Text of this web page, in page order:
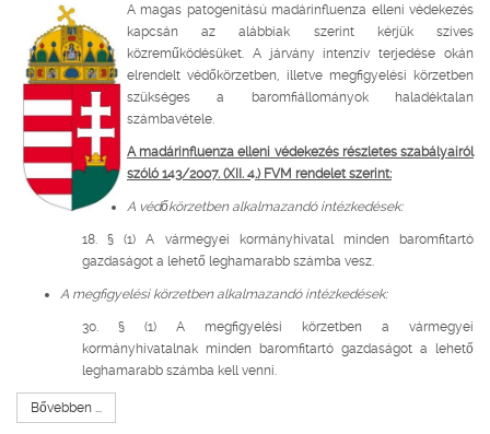
A magas patogenitású madárinfluenza elleni védekezés
kapcsán az alábbiak szerint kérjük szíves
közreműködésüket. A járvány intenzív terjedése okán
elrendelt védőkörzetben, illetve megfigyelési körzetben
szükséges a baromfiállományok haladéktalan
számbavétele.
A madárinfluenza elleni védekezés részletes szabályairól
szóló 143/2007. (XII. 4.) FVM rendelet szerint:
A védőkörzetben alkalmazandó intézkedések:
18. § (1) A vármegyei kormányhivatal minden baromfitartó
gazdaságot a lehető leghamarabb számba vesz.
A megfigyelési körzetben alkalmazandó intézkedések:
30. § (1) A megfigyelési körzetben a vármegyei
kormányhivatalnak minden baromfitartó gazdaságot a lehető
leghamarabb számba kell venni.
Bővebben ...